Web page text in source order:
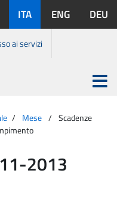
disponibili:
ITA ENG DEU
ai servizi
Apri
menu
Mese
Scadenze
2013